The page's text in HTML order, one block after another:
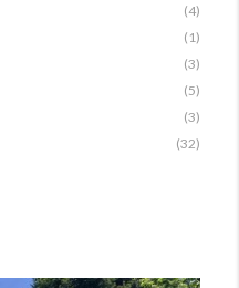
(4)
(1)
(3)
(5)
(3)
(32)